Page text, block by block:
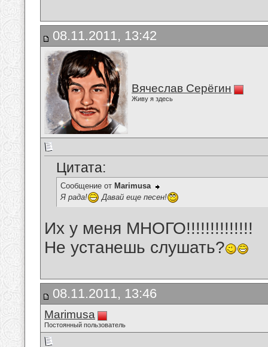
08.11.2011, 13:42
Вячеслав Серёгин
Живу я здесь
Цитата:
Сообщение от Marimusa
Я рада!
Давай еще песен!
Их у меня МНОГО!!!!!!!!!!!!!!
Не устанешь слушать?
08.11.2011, 13:46
Marimusa
Постоянный пользователь